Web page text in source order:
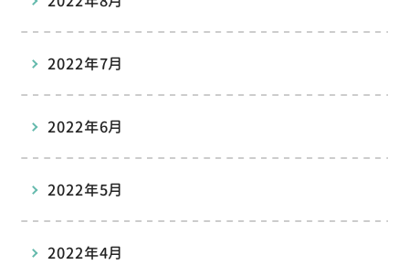
2022年7月
2022年6月
2022年5月
2022年4月